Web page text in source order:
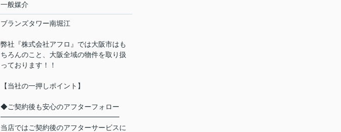
一般媒介
ブランズタワー南堀江
弊社『株式会社アフロ』では大阪市はも
ちろんのこと、大阪全域の物件を取り扱
っております！！
【当社の一押しポイント】
◆ご契約後も安心のアフターフォロー
━━━━━━━━━━━━━━━━━
当店ではご契約後のアフターサービスに